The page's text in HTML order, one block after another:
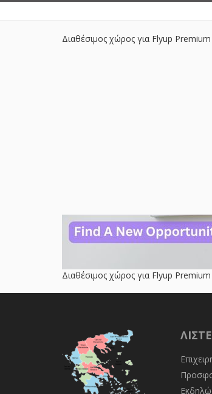
Διαθέσιμος χώρος για Flyup Premium
Διαθέσιμος χώρος για Flyup